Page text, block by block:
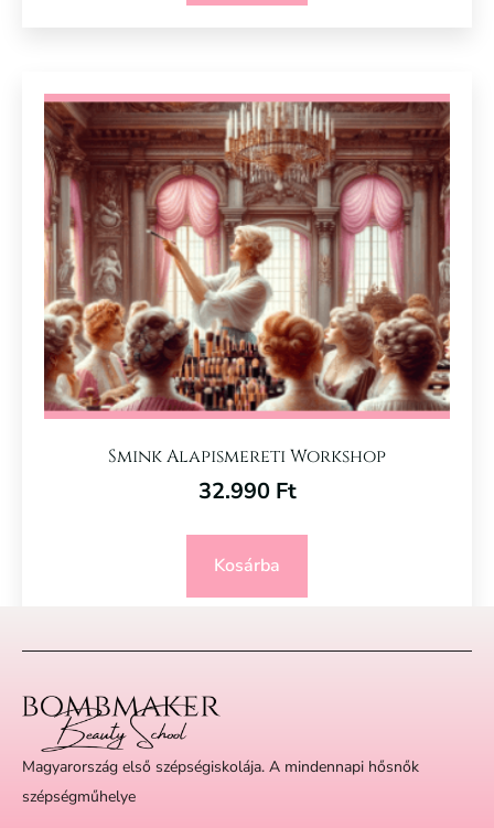
Smink Alapismereti Workshop
32.990 Ft
Kosárba
Magyarország első szépségiskolája. A mindennapi hősnők
szépségműhelye